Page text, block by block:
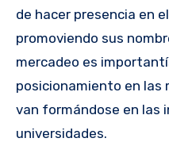
de hacer presencia en
promoviendo sus
mercadeo es
posicionamiento en las
van formándose en las
universidades.